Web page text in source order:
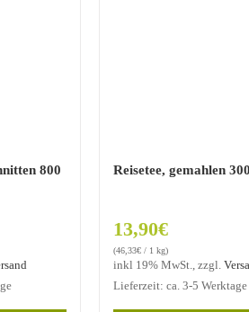
800
Reisetee, gemahlen
13,90€
(46,33€ / 1 kg)
inkl 19% MwSt., zzgl.
Lieferzeit: ca. 3-5 Werktage